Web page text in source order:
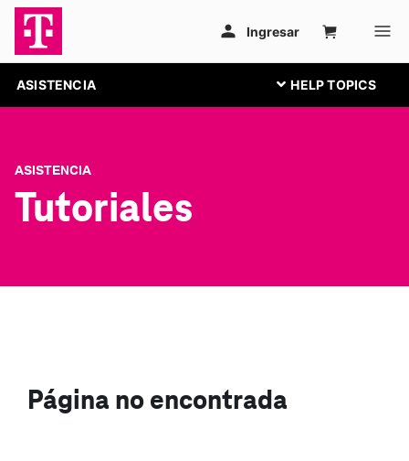
ASISTENCIA
ASISTENCIA
Tutoriales